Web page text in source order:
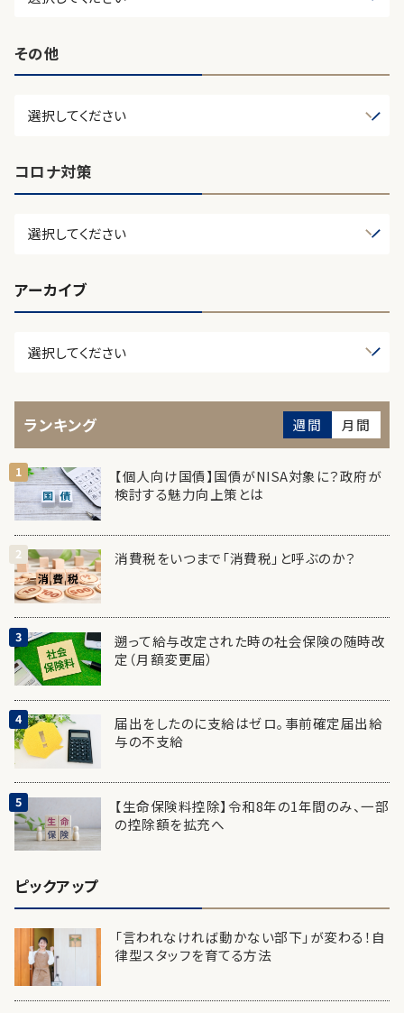
その他
コロナ対策
アーカイブ
ランキング 週間 月間
【個人向け国債】国債がNISA対象に？政府が
検討する魅力向上策とは
消費税をいつまで「消費税」と呼ぶのか？
遡って給与改定された時の社会保険の随時改
定（月額変更届）
届出をしたのに支給はゼロ。事前確定届出給
与の不支給
【生命保険料控除】令和8年の1年間のみ、一部
の控除額を拡充へ
ピックアップ
「言われなければ動かない部下」が変わる！自
律型スタッフを育てる方法